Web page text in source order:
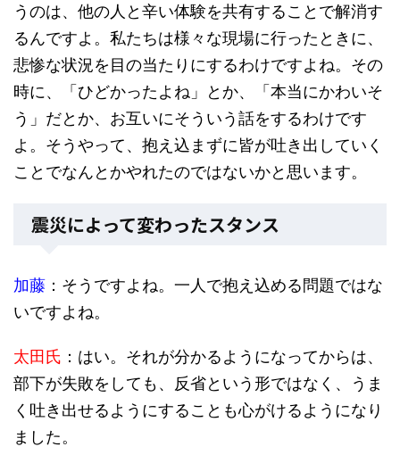
うのは、他の人と辛い体験を共有することで解消す
るんですよ。私たちは様々な現場に行ったときに、
悲惨な状況を目の当たりにするわけですよね。その
時に、「ひどかったよね」とか、「本当にかわいそ
う」だとか、お互いにそういう話をするわけです
よ。そうやって、抱え込まずに皆が吐き出していく
ことでなんとかやれたのではないかと思います。
震災によって変わったスタンス
加藤 ：そうですよね。一人で抱え込める問題ではな
いですよね。
太田氏 ：はい。それが分かるようになってからは、
部下が失敗をしても、反省という形ではなく、うま
く吐き出せるようにすることも心がけるようになり
ました。